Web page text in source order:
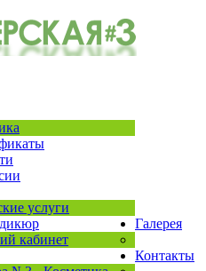
услуги
кабинет
Галерея
Контакты